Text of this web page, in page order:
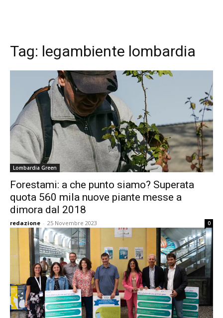
Tag: legambiente lombardia
Lombardia Green
Forestami: a che punto siamo? Superata
quota 560 mila nuove piante messe a
dimora dal 2018
redazione - 25 Novembre 2023 0